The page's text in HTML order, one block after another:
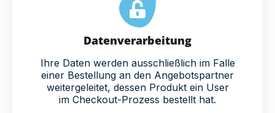
Datenverarbeitung
Ihre Daten werden ausschließlich im Falle
einer Bestellung an den Angebotspartner
weitergeleitet, dessen Produkt ein User
im Checkout-Prozess bestellt hat.